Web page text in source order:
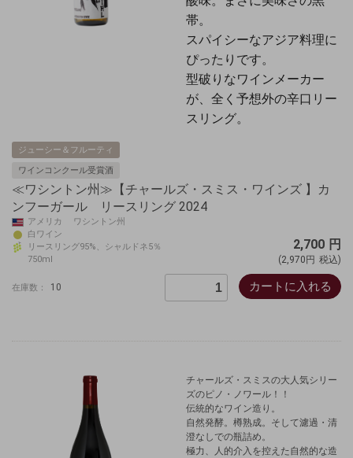
帯。
スパイシーなアジア料理に
ぴったりです。
型破りなワインメーカー
が、全く予想外の辛口リー
スリング。
ジューシー＆フルーティ
ワインコンクール受賞酒
≪ワシントン州≫【チャールズ・スミス・ワインズ 】カ
ンフーガール リースリング 2024
アメリカ ワシントン州
白ワイン
リースリング95%、シャルドネ5％
750ml
2,700 円
(2,970円 税込)
在庫数： 10 カートに入れる
チャールズ・スミスの大人気シリー
ズのピノ・ノワール！！
伝統的なワイン造り。
自然発酵。樽熟成。そして濾過・清
澄なしでの瓶詰め。
極力、人的介入を控えた自然的な造